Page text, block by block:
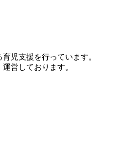
児支援を行っています。
営しております。